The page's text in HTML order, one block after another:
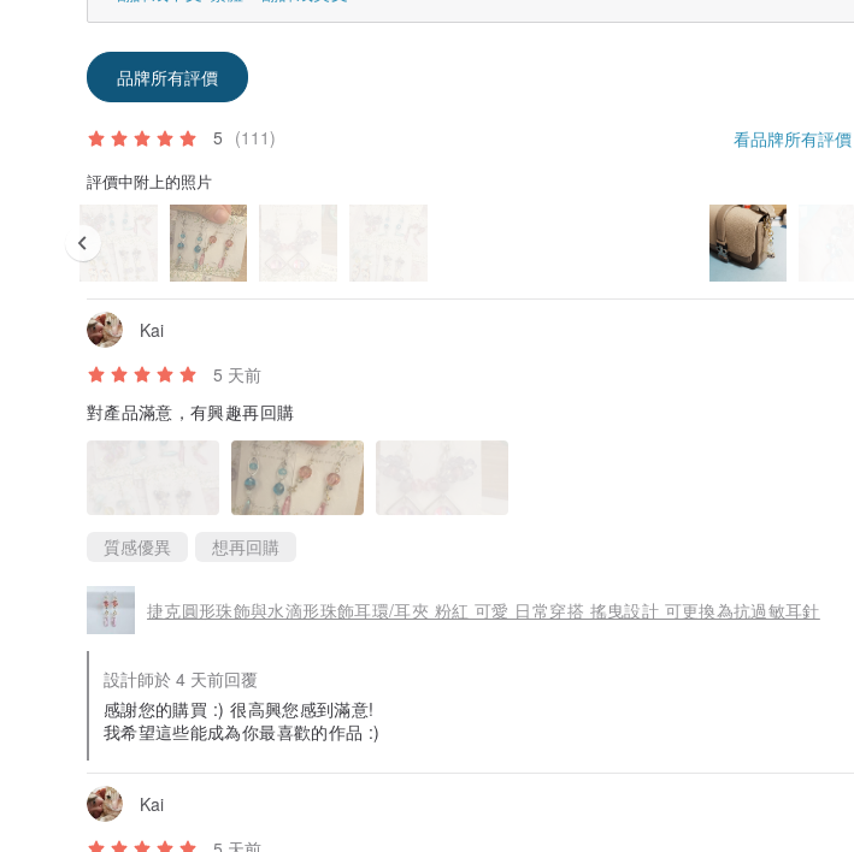
品牌所有評價
5 (111) 看品牌所有評價
評價中附上的照片
Kai
5 天前
對產品滿意，有興趣再回購
質感優異 想再回購
捷克圓形珠飾與水滴形珠飾耳環/耳夾 粉紅 可愛 日常穿搭 搖曳設計 可更換為抗過敏耳針
設計師於 4 天前回覆
感謝您的購買 :) 很高興您感到滿意!
我希望這些能成為你最喜歡的作品 :)
Kai